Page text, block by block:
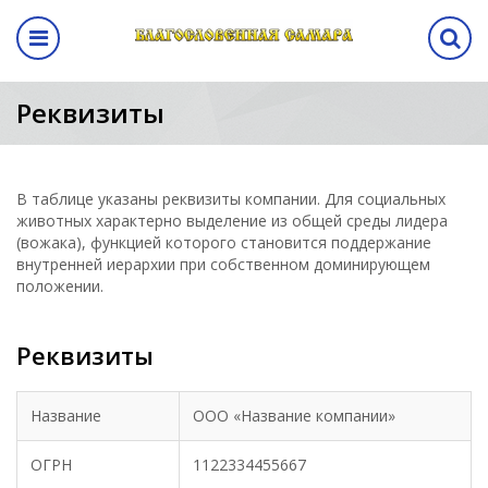
выставка
выставки
стенда
Назад
Программа
Программа выставки
Реквизиты
В таблице указаны реквизиты компании. Для социальных
животных характерно выделение из общей среды лидера
(вожака), функцией которого становится поддержание
внутренней иерархии при собственном доминирующем
положении.
Реквизиты
Название ООО «Название компании»
ОГРН 1122334455667